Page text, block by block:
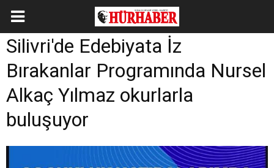
Silivri'de Edebiyata İz
Bırakanlar Programında Nursel
Alkaç Yılmaz okurlarla
buluşuyor